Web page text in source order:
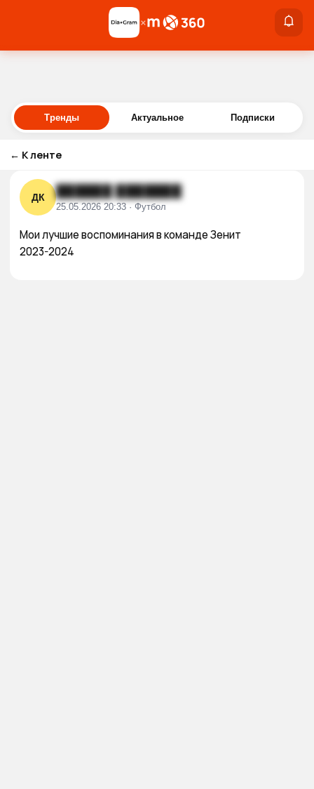
Войти
×
Тренды Актуальное Подписки
← К ленте
ДК ██████ ███████
25.05.2026 20:33 · Футбол
Мои лучшие воспоминания в команде Зенит
2023-2024